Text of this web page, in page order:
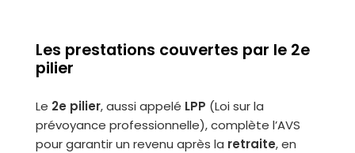
Les prestations couvertes par le 2e
pilier
Le 2e pilier, aussi appelé LPP (Loi sur la
prévoyance professionnelle), complète l’AVS
pour garantir un revenu après la retraite, en